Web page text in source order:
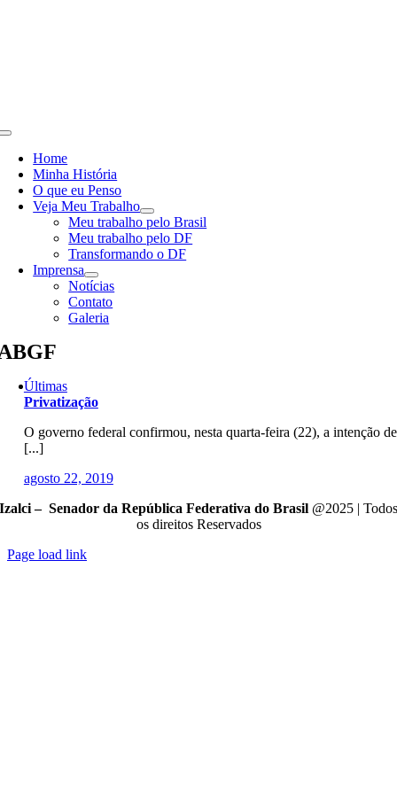
Toggle
NavigationHome
Minha História
O que eu Penso
Veja Meu Trabalho
Meu trabalho pelo Brasil
Meu trabalho pelo DF
Transformando o DF
Imprensa
Notícias
Contato
Galeria
Últimas
Privatização
O governo federal confirmou, nesta quarta-feira (22), a intenção de
[...]
agosto 22, 2019
Izalci – Senador da República Federativa do Brasil @2025 | Todos
os direitos Reservados
Page load link